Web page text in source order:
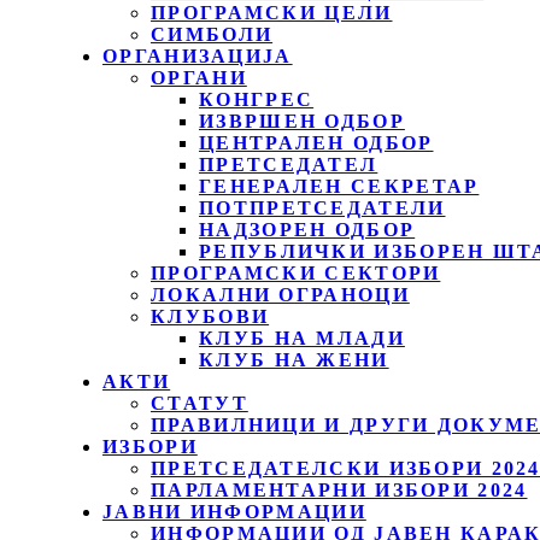
ПРОГРАМСКИ ЦЕЛИ
СИМБОЛИ
ОРГАНИЗАЦИЈА
ОРГАНИ
КОНГРЕС
ИЗВРШЕН ОДБОР
ЦЕНТРАЛЕН ОДБОР
ПРЕТСЕДАТЕЛ
ГЕНЕРАЛЕН СЕКРЕТАР
ПОТПРЕТСЕДАТЕЛИ
НАДЗОРЕН ОДБОР
РЕПУБЛИЧКИ ИЗБОРЕН
ПРОГРАМСКИ СЕКТОРИ
ЛОКАЛНИ ОГРАНОЦИ
КЛУБОВИ
КЛУБ НА МЛАДИ
КЛУБ НА ЖЕНИ
АКТИ
СТАТУТ
ПРАВИЛНИЦИ И ДРУГИ
ИЗБОРИ
ПРЕТСЕДАТЕЛСКИ ИЗБОРИ 2024
ПАРЛАМЕНТАРНИ ИЗБОРИ 2024
ЈАВНИ ИНФОРМАЦИИ
ИНФОРМАЦИИ ОД ЈАВЕН